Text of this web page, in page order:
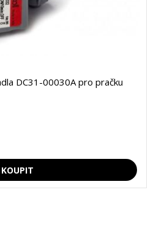
DC31-00030A pro pračku